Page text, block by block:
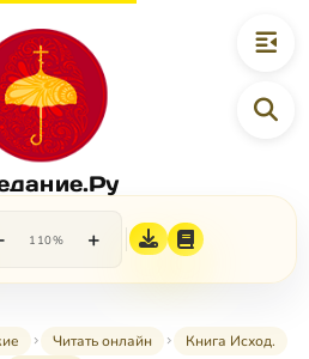
110% +
Читать онлайн
Книга Исход.